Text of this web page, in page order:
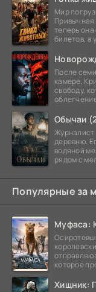
Мир
теперь
билетов, а
После
камере,
свободу,
Обычаи
Журналист
деревню.
водяной
рядом с
Популярные за
Муфаса:
которое
Хищник: